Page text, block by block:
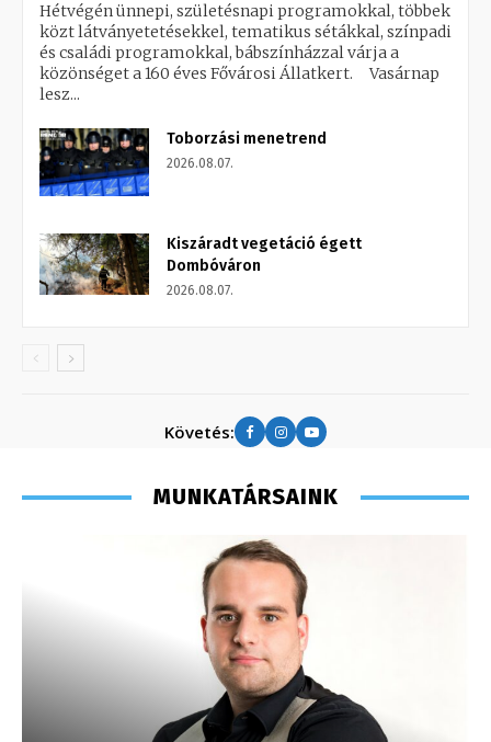
Hétvégén ünnepi, születésnapi programokkal, többek
közt látványetetésekkel, tematikus sétákkal, színpadi
és családi programokkal, bábszínházzal várja a
közönséget a 160 éves Fővárosi Állatkert. Vasárnap
lesz...
Toborzási menetrend
2026.08.07.
Kiszáradt vegetáció égett
Dombóváron
2026.08.07.
Követés:
MUNKATÁRSAINK